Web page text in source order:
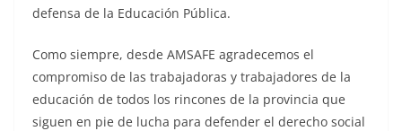
defensa de la Educación Pública.
Como siempre, desde AMSAFE agradecemos el
compromiso de las trabajadoras y trabajadores de la
educación de todos los rincones de la provincia que
siguen en pie de lucha para defender el derecho social